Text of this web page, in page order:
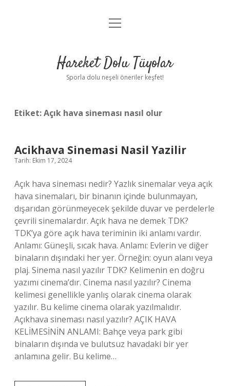
Anasayfa
Yasal Uyarı
menüyü
Hareket Dolu Tüyolar
Sporla dolu neşeli öneriler keşfet!
Etiket:Açık hava sineması nasıl olur
Acikhava Sinemasi Nasil Yazilir
Tarih: Ekim 17, 2024
Açık hava sineması nedir? Yazlık sinemalar veya açık
hava sinemaları, bir binanın içinde bulunmayan,
dışarıdan görünmeyecek şekilde duvar ve perdelerle
çevrili sinemalardır. Açık hava ne demek TDK?
TDK’ya göre açık hava teriminin iki anlamı vardır.
Anlamı: Güneşli, sıcak hava. Anlamı: Evlerin ve diğer
binaların dışındaki her yer. Örneğin: oyun alanı veya
plaj. Sinema nasıl yazılır TDK? Kelimenin en doğru
yazımı cinema’dır. Cinema nasıl yazılır? Cinema
kelimesi genellikle yanlış olarak cinema olarak
yazılır. Bu kelime cinema olarak yazılmalıdır.
Açıkhava sineması nasıl yazılır? AÇIK HAVA
KELİMESİNİN ANLAMI: Bahçe veya park gibi
binaların dışında ve bulutsuz havadaki bir yer
anlamına gelir. Bu kelime…